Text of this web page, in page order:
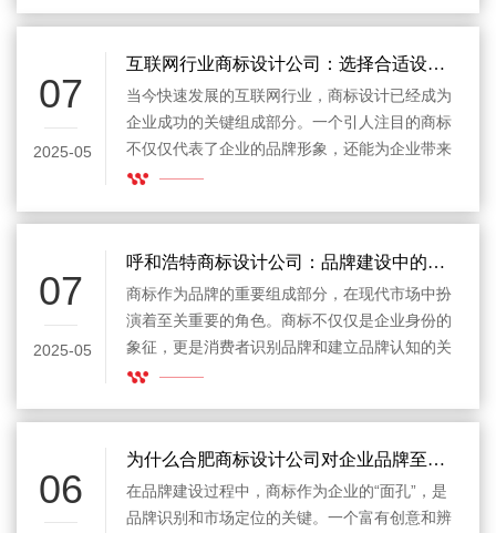
化。那么，作为一家化妆品商标设计公司，如何
才能设计出既符合市场需求，又具备独特性的商
标呢？
07
2025-05
互联网行业商标设计公司：选择合适设计公司的关键要素
当今快速发展的互联网行业，商标设计已经成为
企业成功的关键组成部分。一个引人注目的商标
不仅仅代表了企业的品牌形象，还能为企业带来
巨大的市场竞争力。因此，选择一家专业的互联
公司的评测，企业可以做出明智的选择，从而确
保商标设计与品牌定位相匹配，进一步提升市场
影响力和用户认知度。
07
2025-05
呼和浩特商标设计公司：品牌建设中的重要角色
商标作为品牌的重要组成部分，在现代市场中扮
演着至关重要的角色。商标不仅仅是企业身份的
象征，更是消费者识别品牌和建立品牌认知的关
键。随着市场竞争的加剧，越来越多的企业意识
中，商标的设计质量直接影响品牌的市场竞争力
和消费者的忠诚度。在这种背景下，呼和浩特商
标设计公司应运而生，成为推动本地企业品牌建
设的核心力量。
06
为什么合肥商标设计公司对企业品牌至关重要
在品牌建设过程中，商标作为企业的“面孔”，是
品牌识别和市场定位的关键。一个富有创意和辨